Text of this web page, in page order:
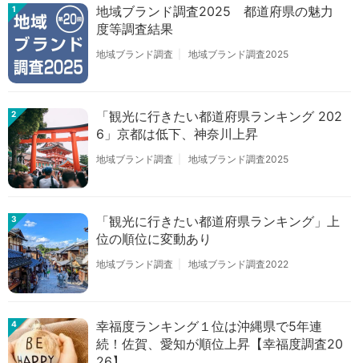
1
地域ブランド調査2025 都道府県の魅力
度等調査結果
地域ブランド調査 地域ブランド調査2025
2
「観光に行きたい都道府県ランキング 202
6」京都は低下、神奈川上昇
地域ブランド調査 地域ブランド調査2025
3
「観光に行きたい都道府県ランキング」上
位の順位に変動あり
地域ブランド調査 地域ブランド調査2022
4
幸福度ランキング１位は沖縄県で5年連
続！佐賀、愛知が順位上昇【幸福度調査20